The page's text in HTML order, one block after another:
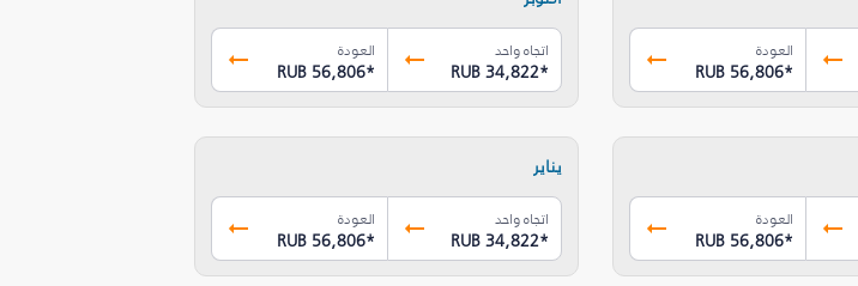
العودة
RUB 56,806*
اتجاه واحد
RUB 34,822*
العودة
RUB 56,806*
العودة
RUB 56,806*
يناير
اتجاه واحد
RUB 34,822*
العودة
RUB 56,806*